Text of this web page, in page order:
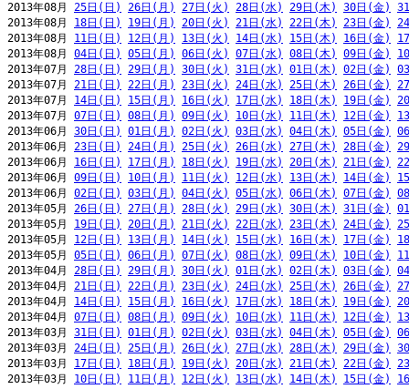
2013年08月 25日(日) 26日(月) 27日(火) 28日(水) 29日(木) 30日(金)
2013年08月 18日(日) 19日(月) 20日(火) 21日(水) 22日(木) 23日(金)
2013年08月 11日(日) 12日(月) 13日(火) 14日(水) 15日(木) 16日(金)
2013年08月 04日(日) 05日(月) 06日(火) 07日(水) 08日(木) 09日(金)
2013年07月 28日(日) 29日(月) 30日(火) 31日(水) 01日(木) 02日(金)
2013年07月 21日(日) 22日(月) 23日(火) 24日(水) 25日(木) 26日(金)
2013年07月 14日(日) 15日(月) 16日(火) 17日(水) 18日(木) 19日(金)
2013年07月 07日(日) 08日(月) 09日(火) 10日(水) 11日(木) 12日(金)
2013年06月 30日(日) 01日(月) 02日(火) 03日(水) 04日(木) 05日(金)
2013年06月 23日(日) 24日(月) 25日(火) 26日(水) 27日(木) 28日(金)
2013年06月 16日(日) 17日(月) 18日(火) 19日(水) 20日(木) 21日(金)
2013年06月 09日(日) 10日(月) 11日(火) 12日(水) 13日(木) 14日(金)
2013年06月 02日(日) 03日(月) 04日(火) 05日(水) 06日(木) 07日(金)
2013年05月 26日(日) 27日(月) 28日(火) 29日(水) 30日(木) 31日(金)
2013年05月 19日(日) 20日(月) 21日(火) 22日(水) 23日(木) 24日(金)
2013年05月 12日(日) 13日(月) 14日(火) 15日(水) 16日(木) 17日(金)
2013年05月 05日(日) 06日(月) 07日(火) 08日(水) 09日(木) 10日(金)
2013年04月 28日(日) 29日(月) 30日(火) 01日(水) 02日(木) 03日(金)
2013年04月 21日(日) 22日(月) 23日(火) 24日(水) 25日(木) 26日(金)
2013年04月 14日(日) 15日(月) 16日(火) 17日(水) 18日(木) 19日(金)
2013年04月 07日(日) 08日(月) 09日(火) 10日(水) 11日(木) 12日(金)
2013年03月 31日(日) 01日(月) 02日(火) 03日(水) 04日(木) 05日(金)
2013年03月 24日(日) 25日(月) 26日(火) 27日(水) 28日(木) 29日(金)
2013年03月 17日(日) 18日(月) 19日(火) 20日(水) 21日(木) 22日(金)
2013年03月 10日(日) 11日(月) 12日(火) 13日(水) 14日(木) 15日(金)